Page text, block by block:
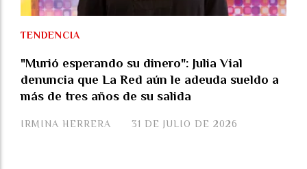
"Murió esperando su dinero": Julia Vial
denuncia que La Red aún le adeuda sueldo a
más de tres años de su salida
IRMINA HERRERA
TENDENCIA
31 DE JULIO DE 2026